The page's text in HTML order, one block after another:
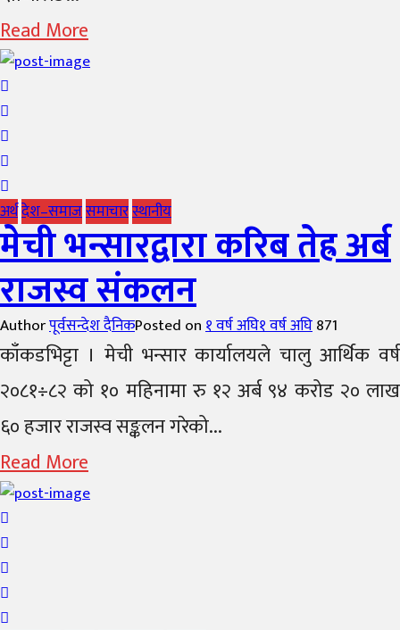
Read More
अर्थदेश–समाजसमाचारस्थानीय
मेची भन्सारद्वारा करिब तेह्र अर्ब
राजस्व संकलन
Authorपूर्वसन्देश दैनिकPosted on१ वर्ष अघि१ वर्ष अघि871
काँकडभिट्टा । मेची भन्सार कार्यालयले चालु आर्थिक वर्ष
२०८१÷८२ को १० महिनामा रु १२ अर्ब ९४ करोड २० लाख
६० हजार राजस्व सङ्कलन गरेको...
Read More